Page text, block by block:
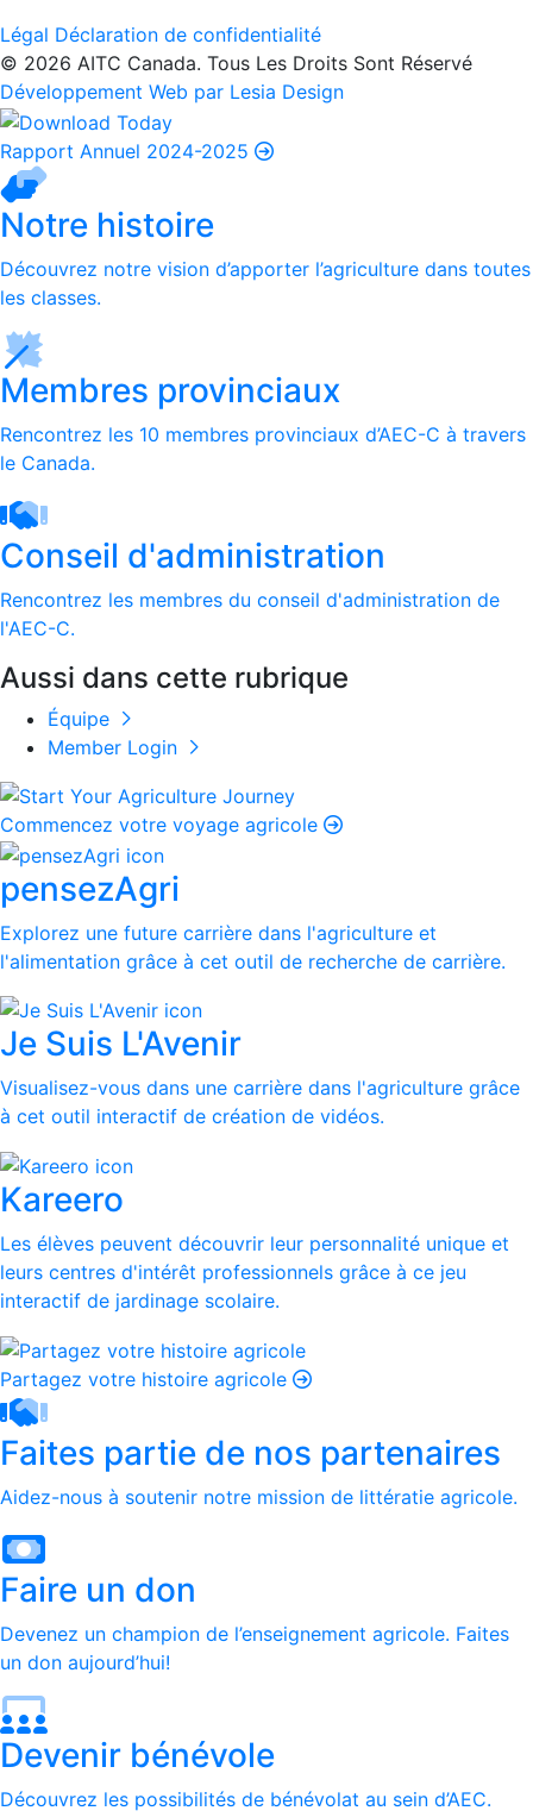
Légal Déclaration de confidentialité
© 2026 AITC Canada. Tous Les Droits Sont Réservé
Développement Web par Lesia Design
Rapport Annuel 2024-2025
Notre histoire
Découvrez notre vision d’apporter l’agriculture dans toutes
les classes.
Membres provinciaux
Rencontrez les 10 membres provinciaux d’AEC-C à travers
le Canada.
Conseil d'administration
Rencontrez les membres du conseil d'administration de
l'AEC-C.
Aussi dans cette rubrique
Équipe
Member Login
Commencez votre voyage agricole
pensezAgri
Explorez une future carrière dans l'agriculture et
l'alimentation grâce à cet outil de recherche de carrière.
Je Suis L'Avenir
Visualisez-vous dans une carrière dans l'agriculture grâce
à cet outil interactif de création de vidéos.
Kareero
Les élèves peuvent découvrir leur personnalité unique et
leurs centres d'intérêt professionnels grâce à ce jeu
interactif de jardinage scolaire.
Partagez votre histoire agricole
Faites partie de nos partenaires
Aidez-nous à soutenir notre mission de littératie agricole.
Faire un don
Devenez un champion de l’enseignement agricole. Faites
un don aujourd’hui!
Devenir bénévole
Découvrez les possibilités de bénévolat au sein d’AEC.